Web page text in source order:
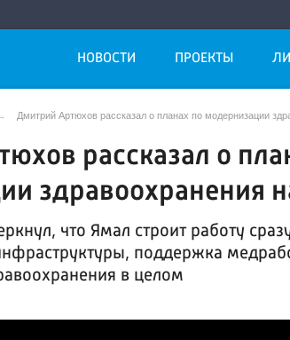
НОВОСТИ ПРОЕКТЫ
Дмитрий Артюхов рассказал о планах по модернизации
рассказал о
здравоохранения
что Ямал строит работу
поддержка
в целом